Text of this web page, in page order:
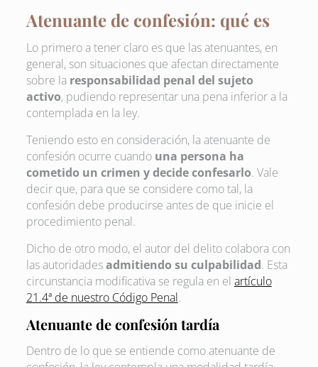
Atenuante de confesión: qué es
Lo primero a tener claro es que las atenuantes, en
general, son situaciones que afectan directamente
sobre la responsabilidad penal del sujeto
activo, pudiendo representar una pena inferior a la
contemplada en la ley.
Teniendo esto en consideración, la atenuante de
confesión ocurre cuando una persona ha
cometido un crimen y decide confesarlo. Vale
decir que, para que se considere como tal, la
confesión debe producirse antes de que inicie el
procedimiento penal.
Dicho de otro modo, el autor del delito colabora con
las autoridadesadmitiendo su culpabilidad. Esta
circunstancia modificativa se regula en el artículo
21.4ª de nuestro Código Penal.
Atenuante de confesión tardía
Dentro de lo que se entiende como atenuante de